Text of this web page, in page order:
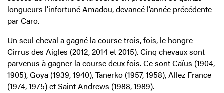
longueurs l’infortuné Amadou, devancé l’année précédente
par Caro.
Un seul cheval a gagné la course trois, fois, le hongre
Cirrus des Aigles (2012, 2014 et 2015). Cinq chevaux sont
parvenus à gagner la course deux fois. Ce sont Caïus (1904,
1905), Goya (1939, 1940), Tanerko (1957, 1958), Allez France
(1974, 1975) et Saint Andrews (1988, 1989).